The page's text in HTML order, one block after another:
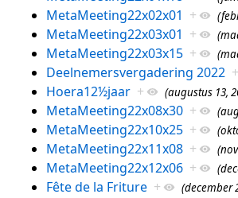
MetaMeeting22x02x01 +
MetaMeeting22x03x01 +
MetaMeeting22x03x15 +
Deelnemersvergadering 2022 +
Hoera12½jaar + (augustus 13,
MetaMeeting22x08x30 +
MetaMeeting22x10x25 +
MetaMeeting22x11x08 +
MetaMeeting22x12x06 +
Fête de la Friture + (december